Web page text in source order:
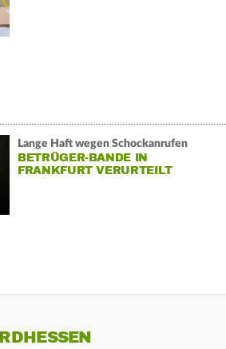
Lange Haft wegen Schockanrufen
BETRÜGER-BANDE IN
FRANKFURT VERURTEILT